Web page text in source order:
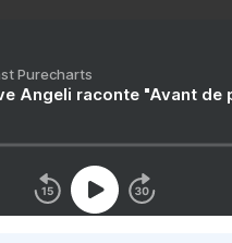
Purecharts
Angeli raconte "Avant de